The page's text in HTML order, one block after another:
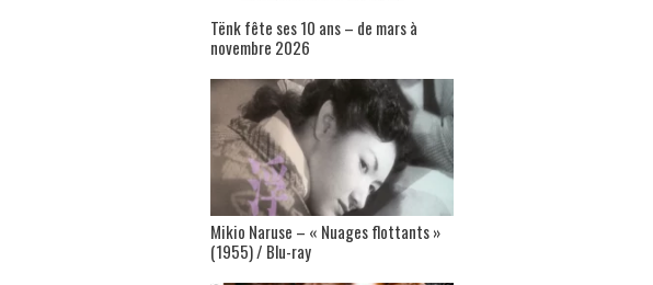
Tënk fête ses 10 ans – de mars à
novembre 2026
Mikio Naruse – « Nuages flottants »
(1955) / Blu-ray